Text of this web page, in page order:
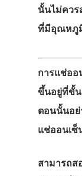
นั้นไม่ควร
ที่มีอุณหภู
การแช่ออ
ขึ้นอยู่ที่ขั้น
ตอนนั้นอย่
แช่ออนเซ็
สามารถส